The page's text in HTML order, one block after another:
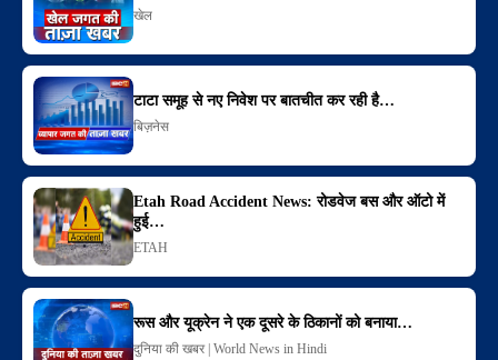
खेल
टाटा समूह से नए निवेश पर बातचीत कर रही है…
बिज़नेस
Etah Road Accident News: रोडवेज बस और ऑटो में
हुई…
ETAH
रूस और यूक्रेन ने एक दूसरे के ठिकानों को बनाया…
दुनिया की खबर | World News in Hindi